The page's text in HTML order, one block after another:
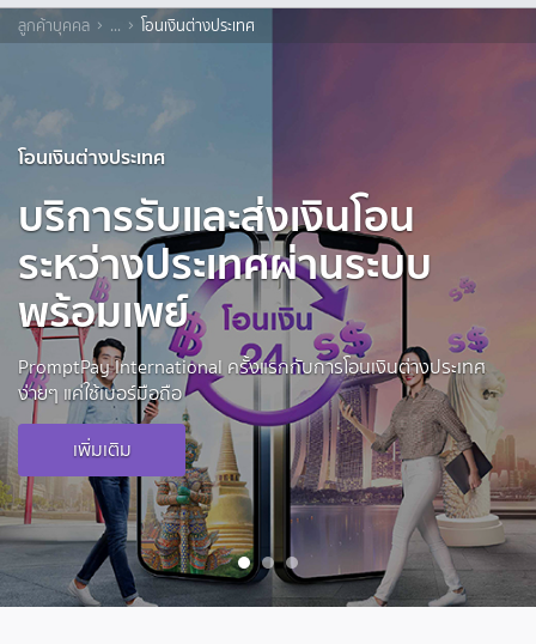
ลูกค้าบุคคล ... โอนเงินต่างประเทศ
โอนเงินต่างประเทศ
บริการรับและส่งเงินโอน
ระหว่างประเทศผ่านระบบ
พร้อมเพย์
PromptPay International ครั้งแรกกับการโอนเงินต่างประเทศ
ง่ายๆ แค่ใช้เบอร์มือถือ
เพิ่มเติม
1 2 3